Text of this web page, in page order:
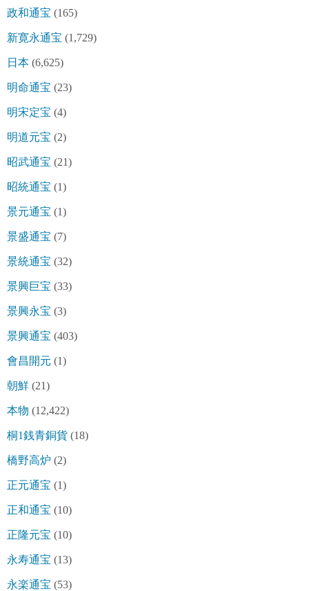
政和通宝 (165)
新寛永通宝 (1,729)
日本 (6,625)
明命通宝 (23)
明宋定宝 (4)
明道元宝 (2)
昭武通宝 (21)
昭統通宝 (1)
景元通宝 (1)
景盛通宝 (7)
景統通宝 (32)
景興巨宝 (33)
景興永宝 (3)
景興通宝 (403)
會昌開元 (1)
朝鮮 (21)
本物 (12,422)
桐1銭青銅貨 (18)
橋野高炉 (2)
正元通宝 (1)
正和通宝 (10)
正隆元宝 (10)
永寿通宝 (13)
永楽通宝 (53)